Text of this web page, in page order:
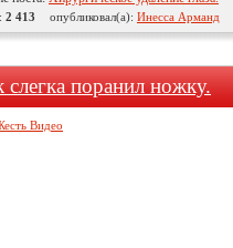
2 413 опубликовал(а): Инесса Арманд
слегка поранил ножку.
Видео